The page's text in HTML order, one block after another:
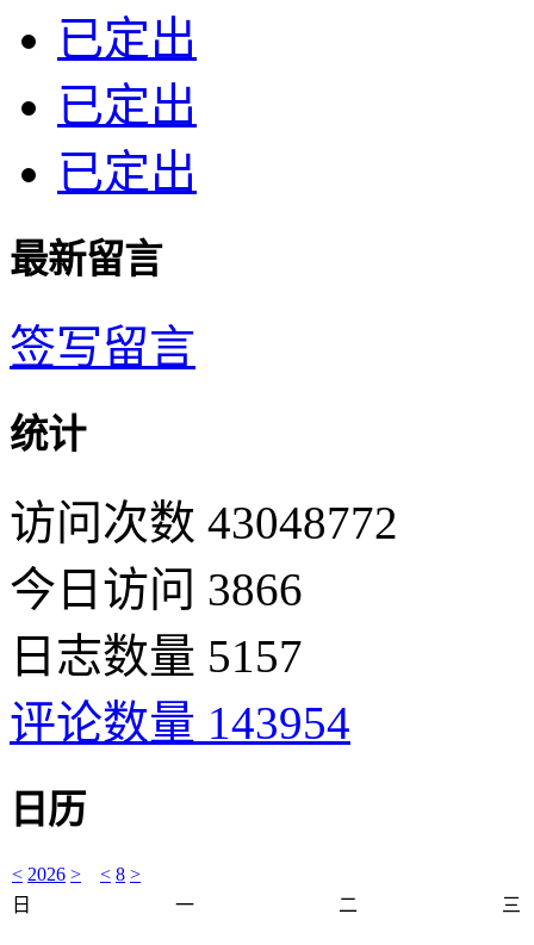
已定出
已定出
已定出
最新留言
签写留言
统计
访问次数 43048772
今日访问 3866
日志数量 5157
评论数量 143954
日历
< 2026 > < 8 >
日
一 二 三